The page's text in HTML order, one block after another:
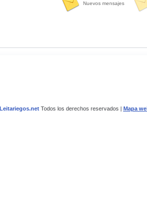
Nuevos mensajes
Leitariegos.netTodos los derechos reservados | Mapa